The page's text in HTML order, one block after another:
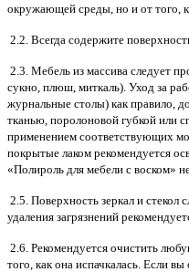
окружающей среды, но и от того,
2.2. Всегда содержите
2.3. Мебель из массива следует
сукно, плюш, миткаль). Уход за
журнальные столы) как правило,
тканью, поролоновой губкой или
применением соответствующих
покрытые лаком рекомендуется
«Полироль для мебели с воском»
2.5. Поверхность зеркал и стекол
удаления загрязнений
2.6. Рекомендуется очистить
того, как она испачкалась. Если вы